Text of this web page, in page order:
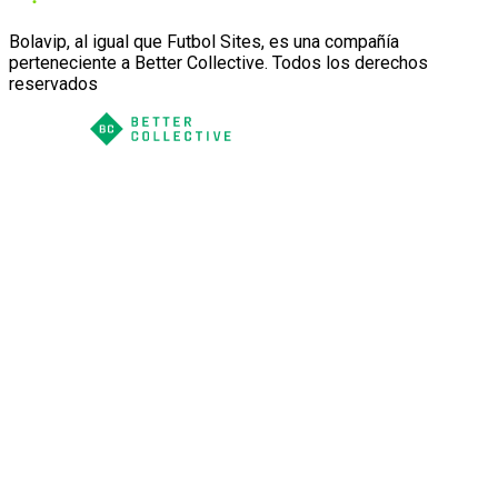
Bolavip, al igual que Futbol Sites, es una compañía
perteneciente a Better Collective. Todos los derechos
reservados